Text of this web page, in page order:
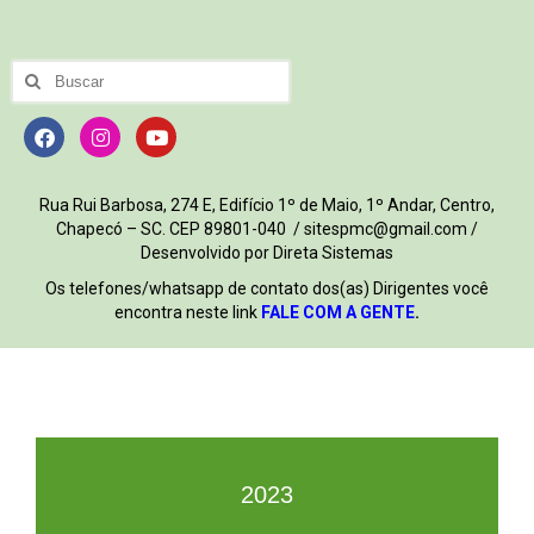
Rua Rui Barbosa, 274 E, Edifício 1º de Maio, 1º Andar, Centro,
Chapecó – SC. CEP 89801-040 / sitespmc@gmail.com /
Desenvolvido por Direta Sistemas
Os telefones/whatsapp de contato dos(as) Dirigentes você
encontra neste link FALE COM A GENTE.
2023